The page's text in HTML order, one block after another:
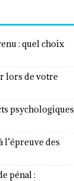
: quel choix
lors de votre
psychologiques
l’épreuve des
pénal :